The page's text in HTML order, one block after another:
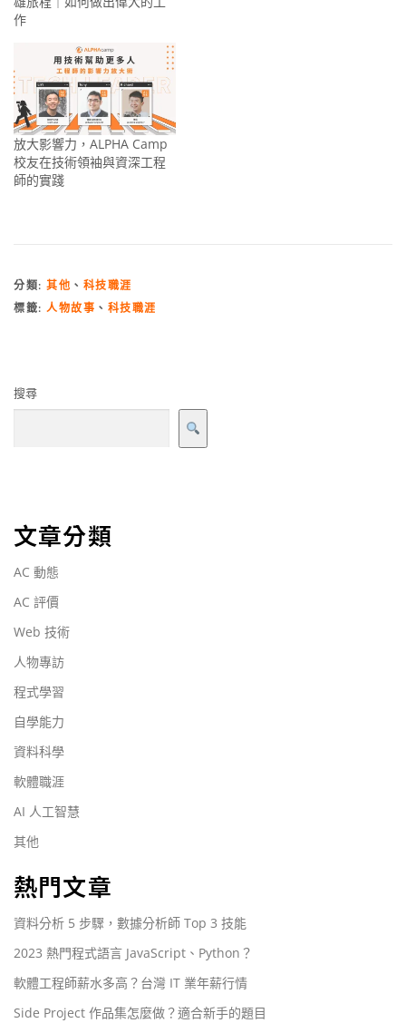
作
放大影響力，ALPHA Camp
校友在技術領袖與資深工程
師的實踐
分類: 其他 、 科技職涯
標籤: 人物故事 、 科技職涯
搜尋
文章分類
AC 動態
AC 評價
Web 技術
人物專訪
程式學習
自學能力
資料科學
軟體職涯
AI 人工智慧
其他
熱門文章
資料分析 5 步驟，數據分析師 Top 3 技能
2023 熱門程式語言 JavaScript、Python？
軟體工程師薪水多高？台灣 IT 業年薪行情
Side Project 作品集怎麼做？適合新手的題目